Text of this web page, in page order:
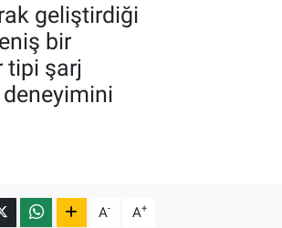
geliştirdiği
bir
tipi şarj
A- A+